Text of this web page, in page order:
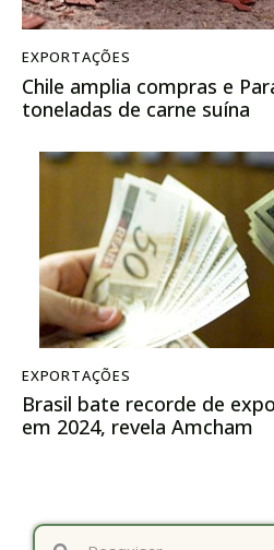
EXPORTAÇÕES
Chile amplia compras e
toneladas de carne suína
EXPORTAÇÕES
Brasil bate recorde de
em 2024, revela Amcham